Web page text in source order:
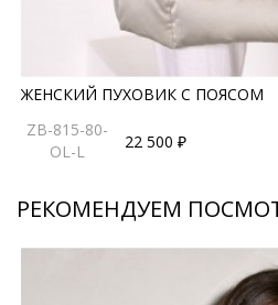
ЖЕНСКИЙ ПУХОВИК С ПОЯСОМ
ZB-815-80-
OL-L
22 500 ₽
РЕКОМЕНДУЕМ